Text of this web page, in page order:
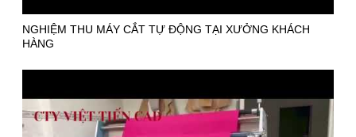
NGHIỆM THU MÁY CẮT TỰ ĐỘNG TẠI XƯỞNG KHÁCH
HÀNG